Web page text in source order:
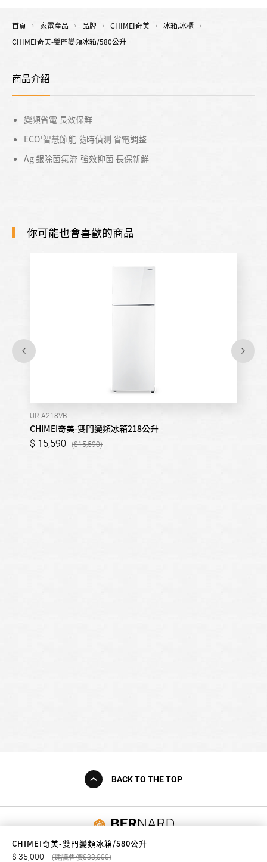
CHIMEI奇美-雙門變頻冰箱/580公升
35,000 33,000
首頁 家電產品 品牌 CHIMEI奇美
冰箱.冰櫃
CHIMEI奇美-雙門變頻冰箱/580公升
商品介紹
變頻省電 長效保鮮
ECO⁺智慧節能 隨時偵測 省電調整
Ag 銀除菌氣流-強效抑菌 長保新鮮
你可能也會喜歡的商品
UR-A218VB
CHIMEI奇美-雙門變頻冰箱218公升
15,590 15,590
BACK TO THE TOP
友誠購物